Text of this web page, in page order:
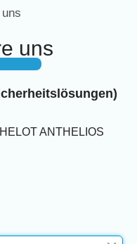
uns
ANTHELIOS